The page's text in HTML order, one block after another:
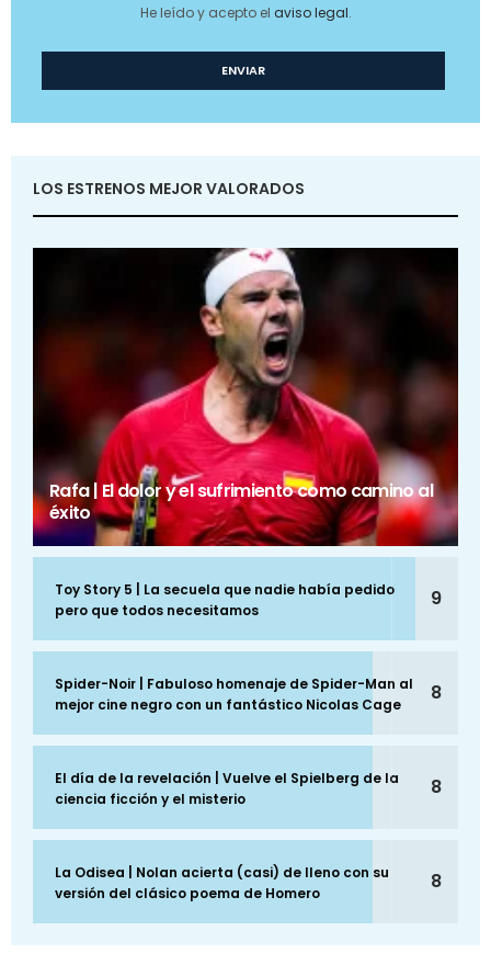
He leído y acepto el aviso legal.
LOS ESTRENOS MEJOR VALORADOS
Rafa | El dolor y el sufrimiento como camino al
éxito
Toy Story 5 | La secuela que nadie había pedido
pero que todos necesitamos
9
Spider-Noir | Fabuloso homenaje de Spider-Man al
mejor cine negro con un fantástico Nicolas Cage
8
El día de la revelación | Vuelve el Spielberg de la
ciencia ficción y el misterio
8
La Odisea | Nolan acierta (casi) de lleno con su
versión del clásico poema de Homero
8